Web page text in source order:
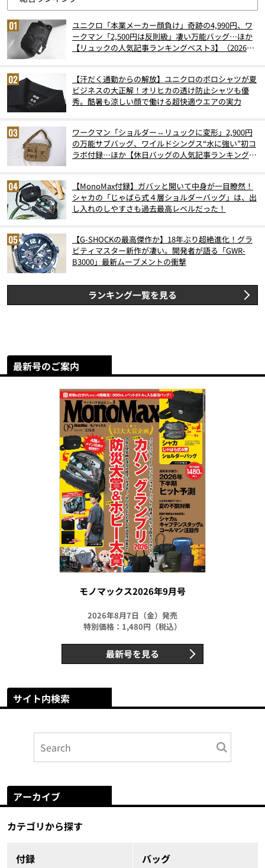
ユニクロ「本業メーカー顔負け」奇跡の4,990円、ワ
ークマン「2,500円は反則級」凄い万能バッグ…ほか
【リュックの人気記事ランキングベスト3】（2026年
【汗だく通勤からの解放】ユニクロのポロシャツが夏
ビジネスの大正解！オリヒカの透け防止シャツも優
秀。酷暑も涼しい顔で働ける超快適ウエアの実力
ワークマン「ショルダー⇔リュックに変形」2,900円
の万能サブバッグ、ワイルドシングス“水に強い”初コ
ラボ付録…ほか【休日バッグの人気記事ランキングベ
【MonoMax付録】ガバッと開いて中身が一目瞭然！
シャカの「じゃばら式４層ショルダーバッグ」は、出
し入れのしやすさも過去最高レベルだった！
【G-SHOCKの最高傑作か】18年ぶり超絶進化！グラ
ビティマスター新作が凄い。開発者が語る「GWR-
B3000」最新ムーブメントの衝撃
ランキング一覧を見る
最新号のご案内
モノマックス2026年9月号
2026年8月7日（金）発売
特別価格：1,480円（税込）
最新号を見る
サイト内検索
アーカイブ
カテゴリから探す
付録 バッグ